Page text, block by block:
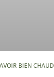
BIEN CHAUD